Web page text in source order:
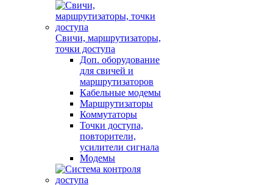
Свичи, маршрутизаторы,
точки доступа
Доп. оборудование
для свичей и
маршрутизаторов
Кабельные модемы
Маршрутизаторы
Коммутаторы
Точки доступа,
повторители,
усилители сигнала
Модемы